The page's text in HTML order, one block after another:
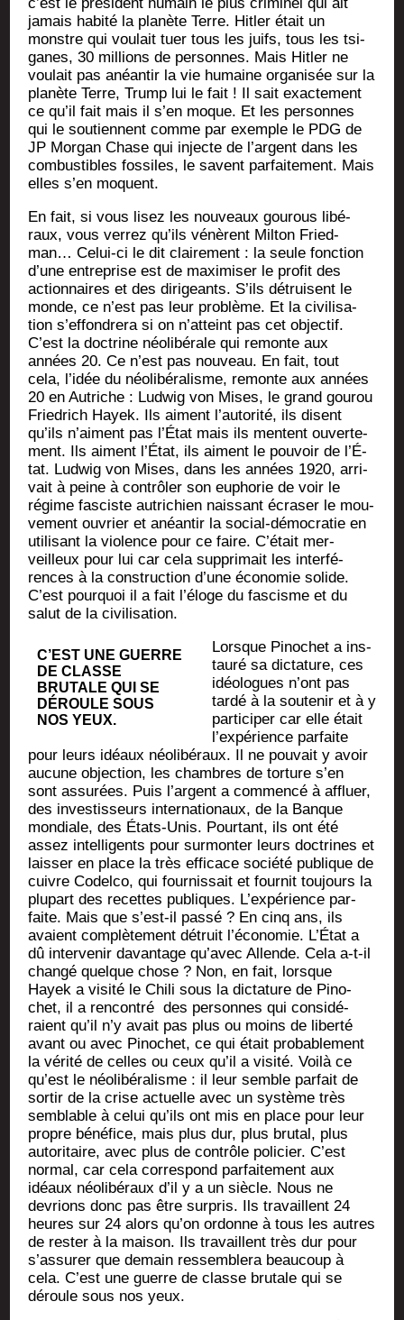
jamais habi­té la pla­nète Terre. Hit­ler était un
monstre qui vou­lait tuer tous les juifs, tous les tsi­
ganes, 30 mil­lions de per­sonnes. Mais Hit­ler ne
vou­lait pas anéan­tir la vie humaine orga­ni­sée sur la
pla­nète Terre, Trump lui le fait ! Il sait exac­te­ment
ce qu’il fait mais il s’en moque. Et les per­sonnes
qui le sou­tiennent comme par exemple le PDG de
JP Mor­gan Chase qui injecte de l’argent dans les
com­bus­tibles fos­siles, le savent par­fai­te­ment. Mais
elles s’en moquent.
En fait, si vous lisez les nou­veaux gou­rous libé­
raux, vous ver­rez qu’ils vénèrent Mil­ton Fried­
man… Celui-ci le dit clai­re­ment : la seule fonc­tion
d’une entre­prise est de maxi­mi­ser le pro­fit des
action­naires et des diri­geants. S’ils détruisent le
monde, ce n’est pas leur pro­blème. Et la civi­li­sa­
tion s’ef­fon­dre­ra si on n’at­teint pas cet objec­tif.
C’est la doc­trine néo­li­bé­rale qui remonte aux
années 20. Ce n’est pas nou­veau. En fait, tout
cela, l’i­dée du néo­li­bé­ra­lisme, remonte aux années
20 en Autriche : Lud­wig von Mises, le grand gou­rou
Frie­drich Hayek. Ils aiment l’au­to­ri­té, ils disent
qu’ils n’aiment pas l’É­tat mais ils mentent ouver­te­
ment. Ils aiment l’É­tat, ils aiment le pou­voir de l’É­
tat. Lud­wig von Mises, dans les années 1920, arri­
vait à peine à contrô­ler son eupho­rie de voir le
régime fas­ciste autri­chien nais­sant écra­ser le mou­
ve­ment ouvrier et anéan­tir la social-démo­cra­tie en
uti­li­sant la vio­lence pour ce faire. C’é­tait mer­
veilleux pour lui car cela sup­pri­mait les inter­fé­
rences à la construc­tion d’une éco­no­mie solide.
C’est pour­quoi il a fait l’é­loge du fas­cisme et du
salut de la civilisation.
C’EST UNE GUERRE
DE CLASSE
BRU­TALE QUI SE
DÉROULE SOUS
NOS YEUX.
Lorsque Pino­chet a ins­
tau­ré sa dic­ta­ture, ces
idéo­logues n’ont pas
tar­dé à la sou­te­nir et à y
par­ti­ci­per car elle était
l’ex­pé­rience par­faite
pour leurs idéaux néo­li­bé­raux. Il ne pou­vait y avoir
aucune objec­tion, les chambres de tor­ture s’en
sont assu­rées. Puis l’argent a com­men­cé à affluer,
des inves­tis­seurs inter­na­tio­naux, de la Banque
mon­diale, des États-Unis. Pour­tant, ils ont été
assez intel­li­gents pour sur­mon­ter leurs doc­trines et
lais­ser en place la très effi­cace socié­té publique de
cuivre Codel­co, qui four­nis­sait et four­nit tou­jours la
plu­part des recettes publiques. L’ex­pé­rience par­
faite. Mais que s’est-il pas­sé ? En cinq ans, ils
avaient com­plè­te­ment détruit l’é­co­no­mie. L’É­tat a
dû inter­ve­nir davan­tage qu’a­vec Allende. Cela a‑t-il
chan­gé quelque chose ? Non, en fait, lorsque
Hayek a visi­té le Chi­li sous la dic­ta­ture de Pino­
chet, il a ren­con­tré des per­sonnes qui consi­dé­
raient qu’il n’y avait pas plus ou moins de liber­té
avant ou avec Pino­chet, ce qui était pro­ba­ble­ment
la véri­té de celles ou ceux qu’il a visi­té. Voi­là ce
qu’est le néo­li­bé­ra­lisme : il leur semble par­fait de
sor­tir de la crise actuelle avec un sys­tème très
sem­blable à celui qu’ils ont mis en place pour leur
propre béné­fice, mais plus dur, plus bru­tal, plus
auto­ri­taire, avec plus de contrôle poli­cier. C’est
nor­mal, car cela cor­res­pond par­fai­te­ment aux
idéaux néo­li­bé­raux d’il y a un siècle. Nous ne
devrions donc pas être sur­pris. Ils tra­vaillent 24
heures sur 24 alors qu’on ordonne à tous les autres
de res­ter à la mai­son. Ils tra­vaillent très dur pour
s’as­su­rer que demain res­sem­ble­ra beau­coup à
cela. C’est une guerre de classe bru­tale qui se
déroule sous nos yeux.